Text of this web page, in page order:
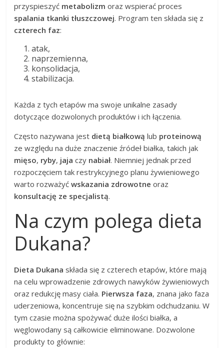
przyspieszyć metabolizm oraz wspierać proces
spalania tkanki tłuszczowej. Program ten składa się z
czterech faz:
atak,
naprzemienna,
konsolidacja,
stabilizacja.
Każda z tych etapów ma swoje unikalne zasady
dotyczące dozwolonych produktów i ich łączenia.
Często nazywana jest dietą białkową lub proteinową
ze względu na duże znaczenie źródeł białka, takich jak
mięso, ryby, jaja czy nabiał. Niemniej jednak przed
rozpoczęciem tak restrykcyjnego planu żywieniowego
warto rozważyćwskazania zdrowotne oraz
konsultację ze specjalistą.
Na czym polega dieta
Dukana?
Dieta Dukana składa się z czterech etapów, które mają
na celu wprowadzenie zdrowych nawyków żywieniowych
oraz redukcję masy ciała. Pierwsza faza, znana jako faza
uderzeniowa, koncentruje się na szybkim odchudzaniu. W
tym czasie można spożywać duże ilości białka, a
węglowodany są całkowicie eliminowane. Dozwolone
produkty to głównie: